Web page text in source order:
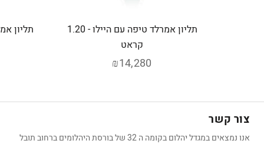
תליון אמרלד טיפה עם היילו - 1.20
קראט
₪14,280
צור קשר
אנו נמצאים במגדל יהלום בקומה ה 32 של בורסת היהלומים ברחוב תובל